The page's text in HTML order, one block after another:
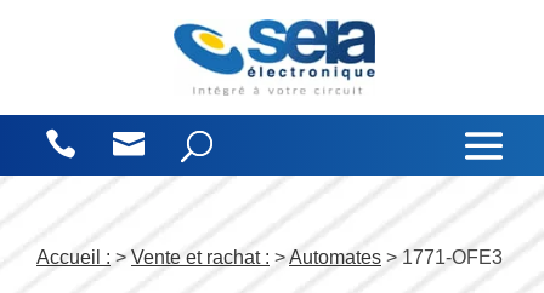
Accueil : > Vente et rachat : >Automates > 1771-OFE3